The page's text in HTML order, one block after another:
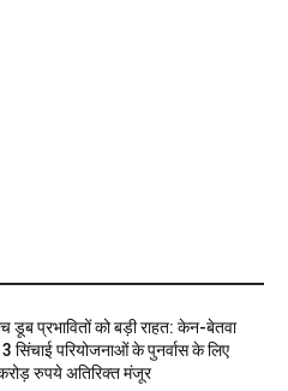
डूब प्रभावितों को बड़ी राहत: केन-बेतवा
सिंचाई परियोजनाओं के पुनर्वास के लिए
रुपये अतिरिक्त मंजूर